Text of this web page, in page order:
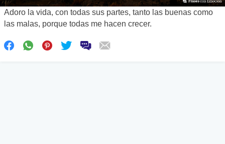
Adoro la vida, con todas sus partes, tanto las buenas como
las malas, porque todas me hacen crecer.